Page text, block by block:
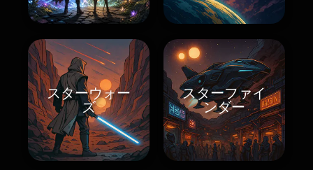
スターウォー
ズ
スターファイ
ンダー